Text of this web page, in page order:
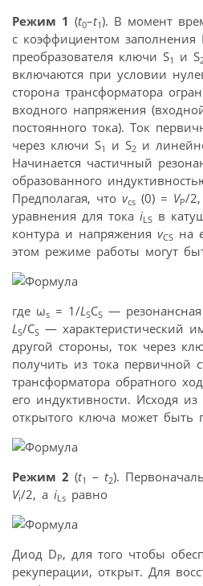
Режим 1 (t0–t1). В момент
с коэффициентом заполнения
преобразователя ключи S1 и S
включаются при условии
сторона трансформатора
входного напряжения
постоянного тока). Ток
через ключи S1 и S2 и
Начинается частичный
образованного
Предполагая, что vcs (0) = VP/
уравнения для тока iLS в
контура и напряжения vCS на
этом режиме работы могут
где ωs = 1/L SCS — резонансная
L S/CS — характеристический
другой стороны, ток через
получить из тока первичной
трансформатора обратного
его индуктивности. Исходя
открытого ключа может быть
Режим 2 (t1 – t2).
Vi/2, а iLs равно
Диод DP, для того чтобы
рекуперации, открыт. Для